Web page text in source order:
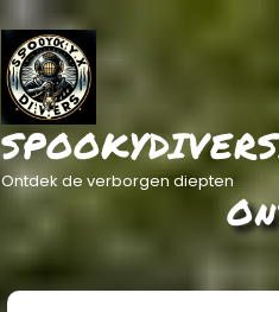
Ontdek de verborgen diepten